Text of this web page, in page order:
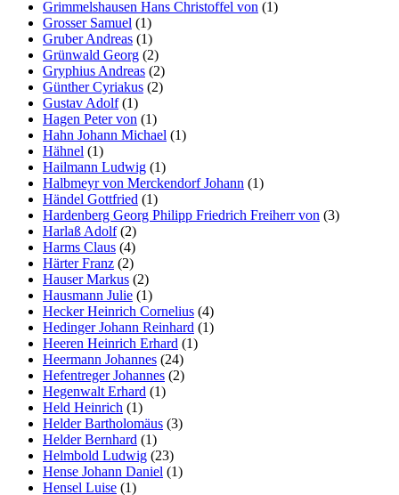
Grimmelshausen Hans Christoffel von (1)
Grosser Samuel (1)
Gruber Andreas (1)
Grünwald Georg (2)
Gryphius Andreas (2)
Günther Cyriakus (2)
Gustav Adolf(1)
Hagen Peter von (1)
Hahn Johann Michael (1)
Hähnel (1)
Hailmann Ludwig (1)
Halbmeyr von Merckendorf Johann (1)
Händel Gottfried (1)
Hardenberg Georg Philipp Friedrich Freiherr von (3)
Harlaß Adolf(2)
Harms Claus (4)
Härter Franz (2)
Hauser Markus (2)
Hausmann Julie (1)
Hecker Heinrich Cornelius (4)
Hedinger Johann Reinhard (1)
Heeren Heinrich Erhard (1)
Heermann Johannes (24)
Hefentreger Johannes (2)
Hegenwalt Erhard (1)
Held Heinrich (1)
Helder Bartholomäus (3)
Helder Bernhard (1)
Helmbold Ludwig (23)
Hense Johann Daniel (1)
Hensel Luise (1)